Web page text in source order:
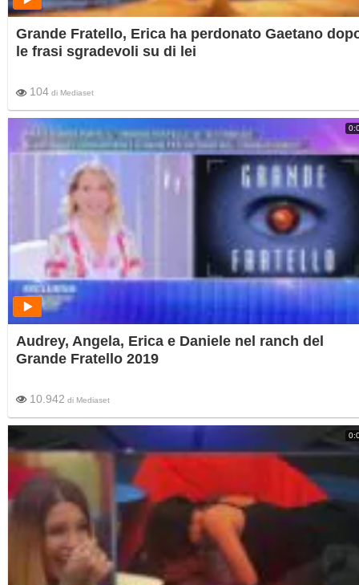
Grande Fratello, Erica ha perdonato Gaetano
le frasi sgradevoli su di lei
104 di Mediaset
Audrey, Angela, Erica e Daniele nel ranch del
Grande Fratello 2019
10.942 di Mediaset